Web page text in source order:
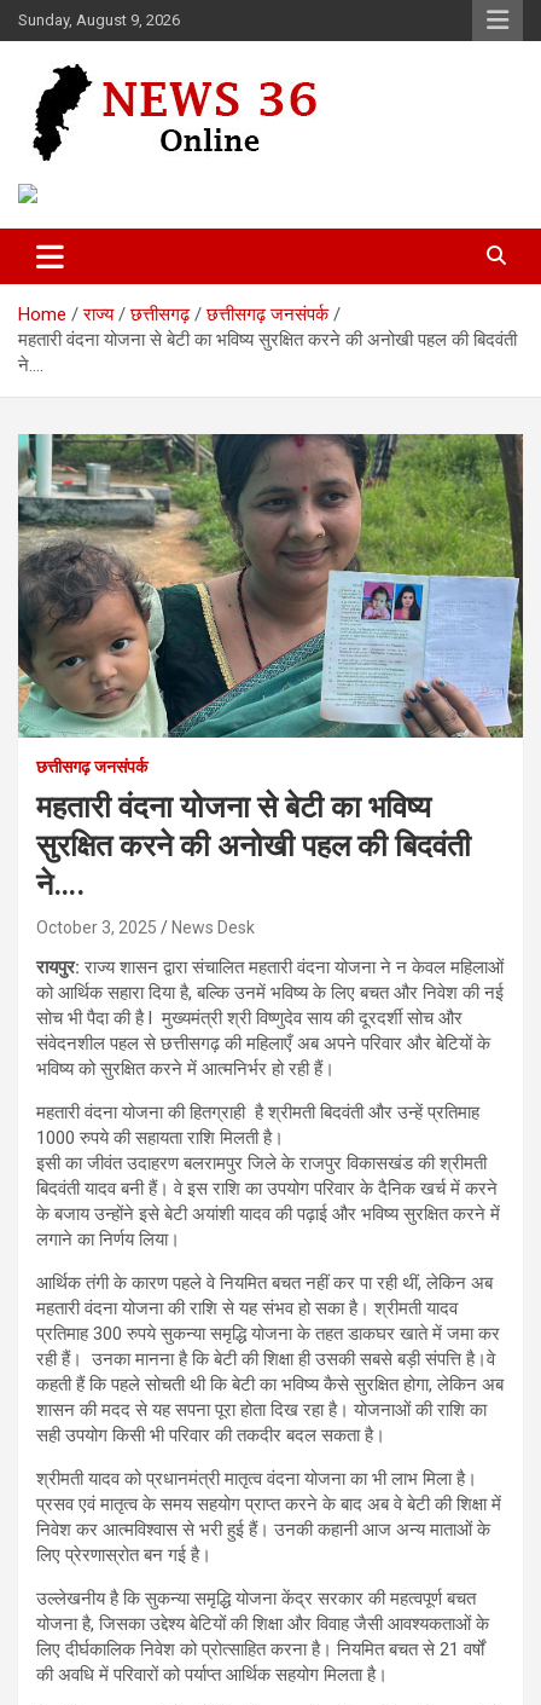
Skip
to
Sunday, August 9, 2026
News 36
Home राज्य छत्तीसगढ़
छत्तीसगढ़ जनसंपर्क
महतारी वंदना योजना से बेटी का भविष्य सुरक्षित करने की अनोखी पहल की बिदवंती
ने….
छत्तीसगढ़ जनसंपर्क
महतारी वंदना योजना से बेटी का भविष्य
सुरक्षित करने की अनोखी पहल की बिदवंती
ने….
October 3, 2025 News Desk
रायपुर:राज्य शासन द्वारा संचालित महतारी वंदना योजना ने न केवल महिलाओं
को आर्थिक सहारा दिया है, बल्कि उनमें भविष्य के लिए बचत और निवेश की नई
सोच भी पैदा की है l मुख्यमंत्री श्री विष्णुदेव साय की दूरदर्शी सोच और
संवेदनशील पहल से छत्तीसगढ़ की महिलाएँ अब अपने परिवार और बेटियों के
भविष्य को सुरक्षित करने में आत्मनिर्भर हो रही हैं।
महतारी वंदना योजना की हितग्राही है श्रीमती बिदवंती और उन्हें प्रतिमाह
1000 रुपये की सहायता राशि मिलती है।
इसी का जीवंत उदाहरण बलरामपुर जिले के राजपुर विकासखंड की श्रीमती
बिदवंती यादव बनी हैं। वे इस राशि का उपयोग परिवार के दैनिक खर्च में करने
के बजाय उन्होंने इसे बेटी अयांशी यादव की पढ़ाई और भविष्य सुरक्षित करने में
लगाने का निर्णय लिया।
आर्थिक तंगी के कारण पहले वे नियमित बचत नहीं कर पा रही थीं, लेकिन अब
महतारी वंदना योजना की राशि से यह संभव हो सका है। श्रीमती यादव
प्रतिमाह 300 रुपये सुकन्या समृद्धि योजना के तहत डाकघर खाते में जमा कर
रही हैं। उनका मानना है कि बेटी की शिक्षा ही उसकी सबसे बड़ी संपत्ति है।वे
कहती हैं कि पहले सोचती थी कि बेटी का भविष्य कैसे सुरक्षित होगा, लेकिन अब
शासन की मदद से यह सपना पूरा होता दिख रहा है। योजनाओं की राशि का
सही उपयोग किसी भी परिवार की तकदीर बदल सकता है।
श्रीमती यादव को प्रधानमंत्री मातृत्व वंदना योजना का भी लाभ मिला है।
प्रसव एवं मातृत्व के समय सहयोग प्राप्त करने के बाद अब वे बेटी की शिक्षा में
निवेश कर आत्मविश्वास से भरी हुई हैं। उनकी कहानी आज अन्य माताओं के
लिए प्रेरणास्रोत बन गई है।
उल्लेखनीय है कि सुकन्या समृद्धि योजना केंद्र सरकार की महत्वपूर्ण बचत
योजना है, जिसका उद्देश्य बेटियों की शिक्षा और विवाह जैसी आवश्यकताओं के
लिए दीर्घकालिक निवेश को प्रोत्साहित करना है। नियमित बचत से 21 वर्षों
की अवधि में परिवारों को पर्याप्त आर्थिक सहयोग मिलता है।